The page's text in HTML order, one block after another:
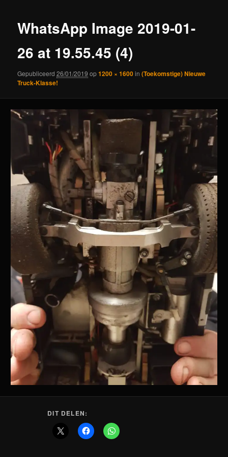
WhatsApp Image 2019-01-
26 at 19.55.45 (4)
Gepubliceerd26/01/2019 op1200 × 1600in(Toekomstige) Nieuwe
Truck-Klasse!
DIT DELEN: